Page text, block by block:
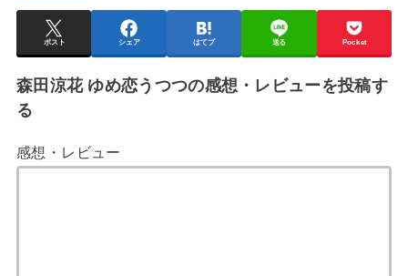
ポスト シェア はてブ 送る Pocket
森田涼花 ゆめ恋うつつの感想・レビューを投稿す
る
感想・レビュー